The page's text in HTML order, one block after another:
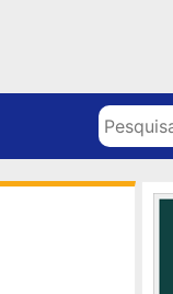
Pesquisar